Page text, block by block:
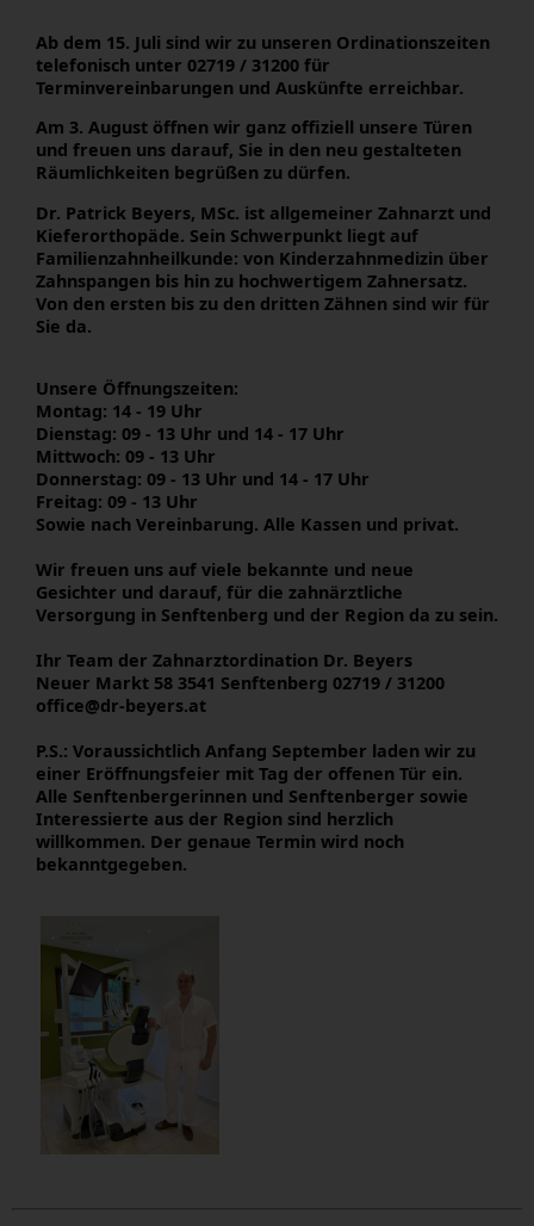
Ab dem 15. Juli sind wir zu unseren Ordinationszeiten
telefonisch unter 02719 / 31200 für
Terminvereinbarungen und Auskünfte erreichbar.
Am 3. August öffnen wir ganz offiziell unsere Türen
und freuen uns darauf, Sie in den neu gestalteten
Räumlichkeiten begrüßen zu dürfen.
Dr. Patrick Beyers, MSc. ist allgemeiner Zahnarzt und
Kieferorthopäde. Sein Schwerpunkt liegt auf
Familienzahnheilkunde: von Kinderzahnmedizin über
Zahnspangen bis hin zu hochwertigem Zahnersatz.
Von den ersten bis zu den dritten Zähnen sind wir für
Sie da.
Unsere Öffnungszeiten:
Montag: 14 - 19 Uhr
Dienstag: 09 - 13 Uhr und 14 - 17 Uhr
Mittwoch: 09 - 13 Uhr
Donnerstag: 09 - 13 Uhr und 14 - 17 Uhr
Freitag: 09 - 13 Uhr
Sowie nach Vereinbarung. Alle Kassen und privat.
Wir freuen uns auf viele bekannte und neue
Gesichter und darauf, für die zahnärztliche
Versorgung in Senftenberg und der Region da zu sein.
Ihr Team der Zahnarztordination Dr. Beyers
Neuer Markt 58 3541 Senftenberg 02719 / 31200
office@dr-beyers.at
P.S.: Voraussichtlich Anfang September laden wir zu
einer Eröffnungsfeier mit Tag der offenen Tür ein.
Alle Senftenbergerinnen und Senftenberger sowie
Interessierte aus der Region sind herzlich
willkommen. Der genaue Termin wird noch
bekanntgegeben.